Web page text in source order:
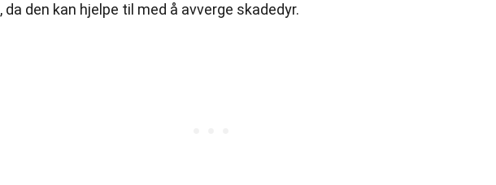
, da den kan hjelpe til med å avverge skadedyr.